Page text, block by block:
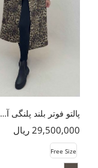
پالتو فوتر بلند پلنگی آستردار
29,500,000 ریال
Free Size